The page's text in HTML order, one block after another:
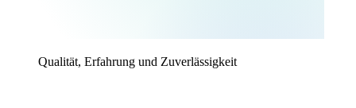
Qualität, Erfahrung und Zuverlässigkeit